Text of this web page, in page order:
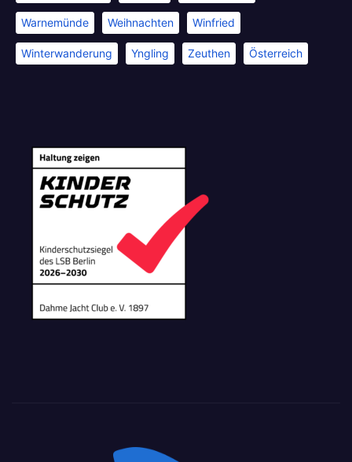
Warnemünde Weihnachten Winfried
Winterwanderung Yngling Zeuthen Österreich